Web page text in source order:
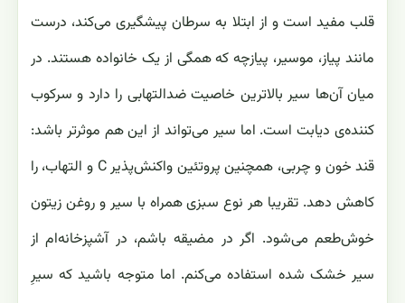
قلب مفید است و از ابتلا به سرطان پیشگیری می‌کند، درست
مانند پیاز، موسیر، پیازچه که همگی از یک خانواده هستند. در
میان آن‌ها سیر بالاترین خاصیت ضدالتهابی را دارد و سرکوب
کننده‌‌ی دیابت است. اما سیر می‌تواند از این هم موثرتر باشد:
قند خون و چربی، همچنین پروتئین واکنش‌پذیر C و التهاب، را
کاهش دهد. تقریبا هر نوع سبزی همراه با سیر و روغن زیتون
خوش‌طعم می‌شود. اگر در مضیقه باشم، در آشپزخانه‌ام از
سیر خشک شده استفاده می‌کنم. اما متوجه باشید که سیرِ